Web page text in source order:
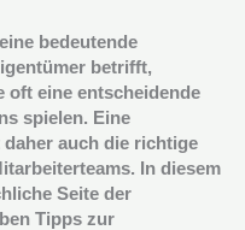
bedeutende
betrifft,
oft eine entscheidende
spielen. Eine
auch die richtige
In diesem
Seite der
Tipps zur